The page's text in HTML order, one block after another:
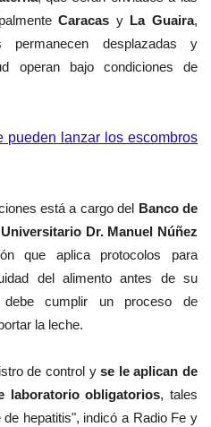
Caracas y La Guaira,
desplazadas y
operan bajo condiciones de
pueden lanzar los escombros
está a cargo del Banco de
Dr. Manuel Núñez
que aplica protocolos para
del alimento antes de su
debe cumplir un proceso de
la leche.
de control yse le aplican de
laboratorio obligatorios, tales
hepatitis", indicó a Radio Fe y